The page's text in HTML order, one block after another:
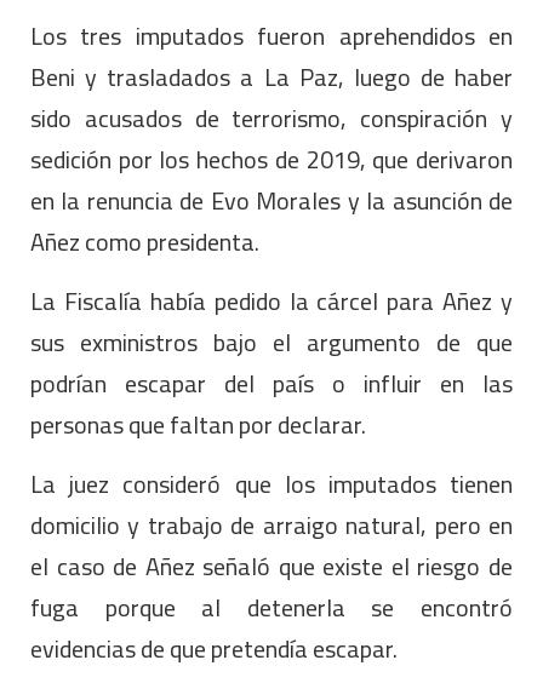
Los tres imputados fueron aprehendidos en
Beni y trasladados a La Paz, luego de haber
sido acusados de terrorismo, conspiración y
sedición por los hechos de 2019, que derivaron
en la renuncia de Evo Morales y la asunción de
Añez como presidenta.
La Fiscalía había pedido la cárcel para Añez y
sus exministros bajo el argumento de que
podrían escapar del país o influir en las
personas que faltan por declarar.
La juez consideró que los imputados tienen
domicilio y trabajo de arraigo natural, pero en
el caso de Añez señaló que existe el riesgo de
fuga porque al detenerla se encontró
evidencias de que pretendía escapar.